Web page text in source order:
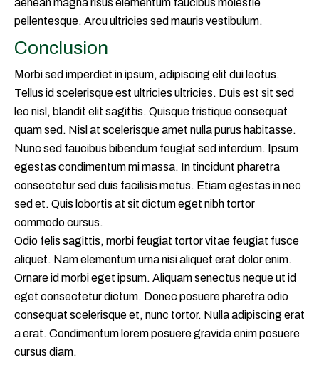
aenean magna risus elementum faucibus molestie
pellentesque. Arcu ultricies sed mauris vestibulum.
Conclusion
Morbi sed imperdiet in ipsum, adipiscing elit dui lectus.
Tellus id scelerisque est ultricies ultricies. Duis est sit sed
leo nisl, blandit elit sagittis. Quisque tristique consequat
quam sed. Nisl at scelerisque amet nulla purus habitasse.
Nunc sed faucibus bibendum feugiat sed interdum. Ipsum
egestas condimentum mi massa. In tincidunt pharetra
consectetur sed duis facilisis metus. Etiam egestas in nec
sed et. Quis lobortis at sit dictum eget nibh tortor
commodo cursus.
Odio felis sagittis, morbi feugiat tortor vitae feugiat fusce
aliquet. Nam elementum urna nisi aliquet erat dolor enim.
Ornare id morbi eget ipsum. Aliquam senectus neque ut id
eget consectetur dictum. Donec posuere pharetra odio
consequat scelerisque et, nunc tortor. Nulla adipiscing erat
a erat. Condimentum lorem posuere gravida enim posuere
cursus diam.